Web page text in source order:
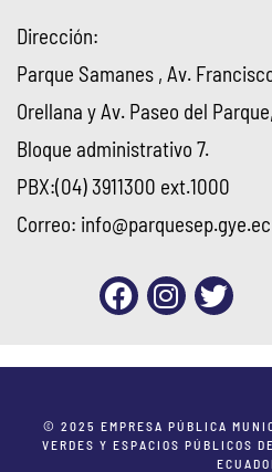
Dirección:
Parque Samanes , Av.
Orellana y Av. Paseo del Parque,
Bloque administrativo 7.
PBX:(04) 3911300 ext.1000
Correo: info@parquesep.gye.ec
© 2025 EMPRESA PÚBLICA
VERDES Y ESPACIOS PÚBLICOS